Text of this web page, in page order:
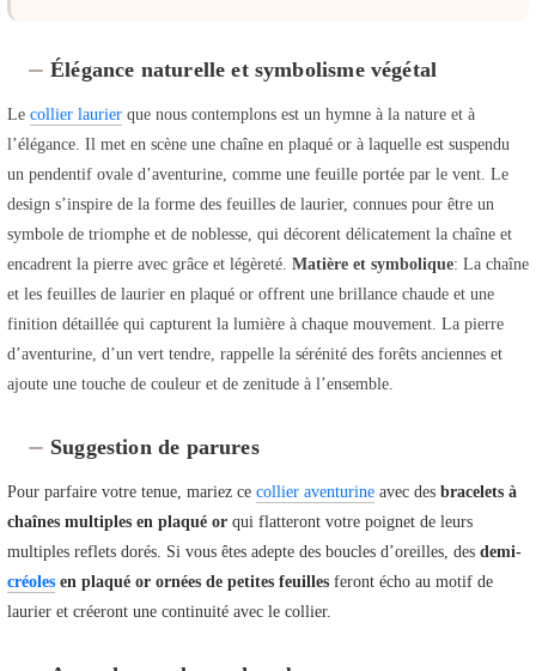
Élégance naturelle et symbolisme végétal
Le collier laurier que nous contemplons est un hymne à la nature et à
l’élégance. Il met en scène une chaîne en plaqué or à laquelle est suspendu
un pendentif ovale d’aventurine, comme une feuille portée par le vent. Le
design s’inspire de la forme des feuilles de laurier, connues pour être un
symbole de triomphe et de noblesse, qui décorent délicatement la chaîne et
encadrent la pierre avec grâce et légèreté. Matière et symbolique: La chaîne
et les feuilles de laurier en plaqué or offrent une brillance chaude et une
finition détaillée qui capturent la lumière à chaque mouvement. La pierre
d’aventurine, d’un vert tendre, rappelle la sérénité des forêts anciennes et
ajoute une touche de couleur et de zenitude à l’ensemble.
Suggestion de parures
Pour parfaire votre tenue, mariez ce collier aventurine avec des bracelets à
chaînes multiples en plaqué or qui flatteront votre poignet de leurs
multiples reflets dorés. Si vous êtes adepte des boucles d’oreilles, des demi-
créoles en plaqué or ornées de petites feuilles feront écho au motif de
laurier et créeront une continuité avec le collier.